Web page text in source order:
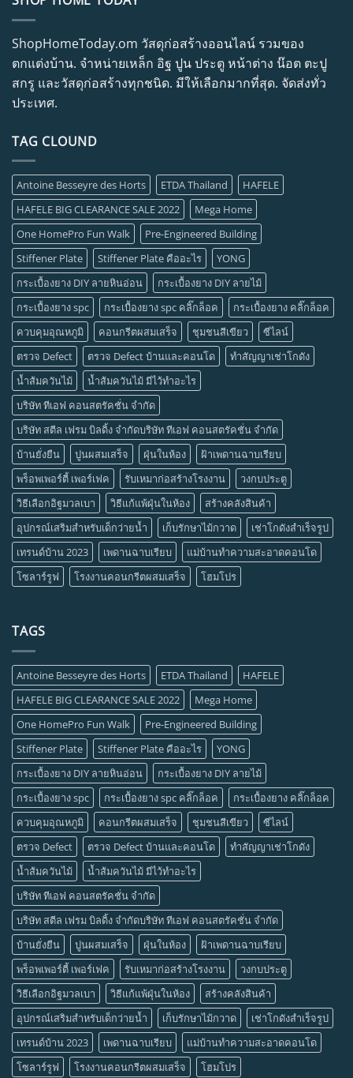
ShopHomeToday.om วัสดุก่อสร้างออนไลน์ รวมของ
ตกแต่งบ้าน. จำหน่ายเหล็ก อิฐ ปูน ประตู หน้าต่าง น๊อต ตะปู
สกรู และวัสดุก่อสร้างทุกชนิด. มีให้เลือกมากที่สุด. จัดส่งทั่ว
ประเทศ.
TAG CLOUND
Antoine Besseyre des Horts ETDA Thailand
HAFELE
HAFELE BIG CLEARANCE SALE 2022
Mega Home
One HomePro Fun Walk
Pre-Engineered Building
Stiffener Plate
Stiffener Plate คืออะไร
YONG
กระเบื้องยาง DIY ลายหินอ่อน
กระเบื้องยาง DIY ลายไม้
กระเบื้องยาง spc
กระเบื้องยาง spc คลิ๊กล็อค
กระเบื้องยาง คลิ๊กล็อค
ควบคุมอุณหภูมิ
คอนกรีตผสมเสร็จ ชุมชนสีเขียว
ซีไลน์
ตรวจ Defect
ตรวจ Defect บ้านและคอนโด
ทำสัญญาเช่าโกดัง
น้ำส้มควันไม้
น้ำส้มควันไม้ มีไว้ทำอะไร
บริษัท ทีเอฟ คอนสตรัคชั่น จำกัด
บริษัท สตีล เฟรม บิลดิ้ง จำกัดบริษัท ทีเอฟ คอนสตรัคชั่น จำกัด
บ้านยั่งยืน
ปูนผสมเสร็จ ฝุ่นในห้อง
ฝ้าเพดานฉาบเรียบ
พร็อพเพอร์ตี้ เพอร์เฟค
รับเหมาก่อสร้างโรงงาน
วงกบประตู
วิธีเลือกอิฐมวลเบา
วิธีแก้แพ้ฝุ่นในห้อง
สร้างคลังสินค้า
อุปกรณ์เสริมสำหรับเด็กว่ายน้ำ
เก็บรักษาไม้กวาด
เช่าโกดังสำเร็จรูป
เทรนด์บ้าน 2023
เพดานฉาบเรียบ
แม่บ้านทำความสะอาดคอนโด
โซลาร์รูฟ
โรงงานคอนกรีตผสมเสร็จ โฮมโปร
TAGS
Antoine Besseyre des Horts ETDA Thailand
HAFELE
HAFELE BIG CLEARANCE SALE 2022
Mega Home
One HomePro Fun Walk
Pre-Engineered Building
Stiffener Plate
Stiffener Plate คืออะไร
YONG
กระเบื้องยาง DIY ลายหินอ่อน
กระเบื้องยาง DIY ลายไม้
กระเบื้องยาง spc
กระเบื้องยาง spc คลิ๊กล็อค
กระเบื้องยาง คลิ๊กล็อค
ควบคุมอุณหภูมิ
คอนกรีตผสมเสร็จ ชุมชนสีเขียว
ซีไลน์
ตรวจ Defect
ตรวจ Defect บ้านและคอนโด
ทำสัญญาเช่าโกดัง
น้ำส้มควันไม้
น้ำส้มควันไม้ มีไว้ทำอะไร
บริษัท ทีเอฟ คอนสตรัคชั่น จำกัด
บริษัท สตีล เฟรม บิลดิ้ง จำกัดบริษัท ทีเอฟ คอนสตรัคชั่น จำกัด
บ้านยั่งยืน
ปูนผสมเสร็จ ฝุ่นในห้อง
ฝ้าเพดานฉาบเรียบ
พร็อพเพอร์ตี้ เพอร์เฟค
รับเหมาก่อสร้างโรงงาน
วงกบประตู
วิธีเลือกอิฐมวลเบา
วิธีแก้แพ้ฝุ่นในห้อง
สร้างคลังสินค้า
อุปกรณ์เสริมสำหรับเด็กว่ายน้ำ
เก็บรักษาไม้กวาด
เช่าโกดังสำเร็จรูป
เทรนด์บ้าน 2023
เพดานฉาบเรียบ
แม่บ้านทำความสะอาดคอนโด
โซลาร์รูฟ
โรงงานคอนกรีตผสมเสร็จ โฮมโปร